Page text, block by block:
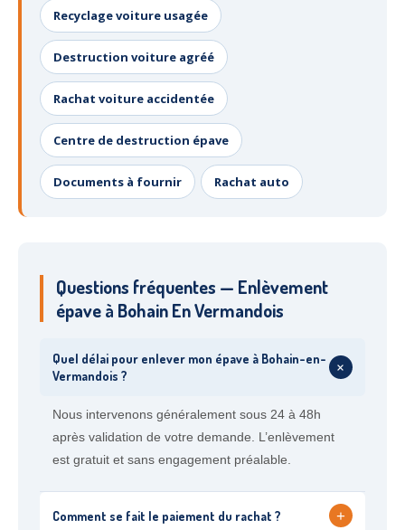
Recyclage voiture usagée
Destruction voiture agréé
Rachat voiture accidentée
Centre de destruction épave
Documents à fournir Rachat auto
Questions fréquentes — Enlèvement
épave à Bohain En Vermandois
Quel délai pour enlever mon épave à Bohain-en-
Vermandois ?
+
Nous intervenons généralement sous 24 à 48h
après validation de votre demande. L’enlèvement
est gratuit et sans engagement préalable.
Comment se fait le paiement du rachat ? +